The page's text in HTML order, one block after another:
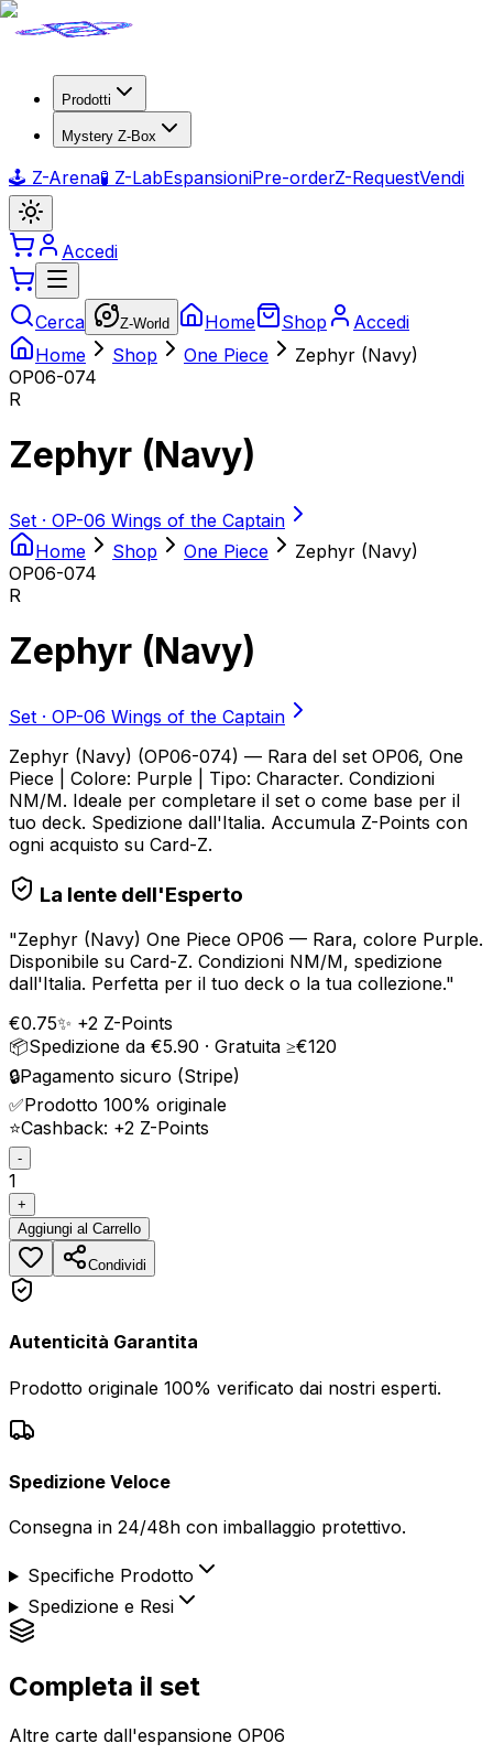
Prodotti
Mystery Z-Box
🕹️ Z-Arena🧪 Z-LabEspansioniPre-orderZ-RequestVendi
Accedi
Cerca Z-World Home Shop
Accedi
Home
Shop One Piece
Zephyr (Navy)
OP06-074
R
Zephyr (Navy)
Set · OP-06 Wings of the Captain
Home
Shop One Piece
Zephyr (Navy)
OP06-074
R
Zephyr (Navy)
Set · OP-06 Wings of the Captain
Zephyr (Navy) (OP06-074) — Rara del set OP06, One
Piece | Colore: Purple | Tipo: Character. Condizioni
NM/M. Ideale per completare il set o come base per il
tuo deck. Spedizione dall'Italia. Accumula Z-Points con
ogni acquisto su Card-Z.
La lente dell'Esperto
"Zephyr (Navy) One Piece OP06 — Rara, colore Purple.
Disponibile su Card-Z. Condizioni NM/M, spedizione
dall'Italia. Perfetta per il tuo deck o la tua collezione."
€0.75✨ +2 Z-Points
📦Spedizione da €5.90 · Gratuita ≥€120
🔒Pagamento sicuro (Stripe)
✅Prodotto 100% originale
⭐Cashback: +2 Z-Points
-
1
+
Aggiungi al Carrello
Condividi
Autenticità Garantita
Prodotto originale 100% verificato dai nostri esperti.
Spedizione Veloce
Consegna in 24/48h con imballaggio protettivo.
Specifiche Prodotto
Spedizione e Resi
Completa il set
Altre carte dall'espansione OP06